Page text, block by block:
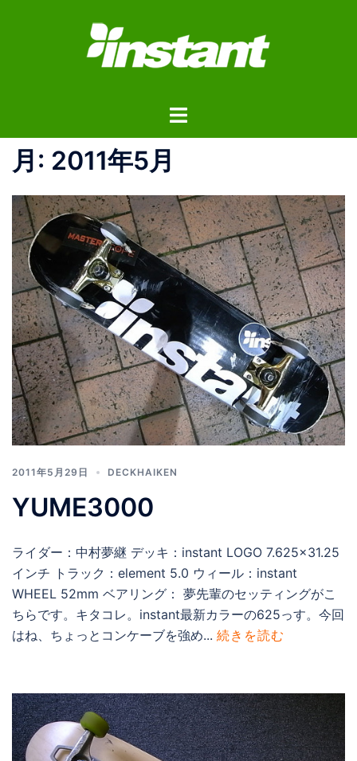
ス
ト
ル
メ
ニ
ュ
ー
月: 2011年5月
2011年5月29日 DECKHAIKEN
YUME3000
ライダー：中村夢継 デッキ：instant LOGO 7.625×31.25
インチ トラック：element 5.0 ウィール：instant
WHEEL 52mm ベアリング： 夢先輩のセッティングがこ
ちらです。キタコレ。instant最新カラーの625っす。今回
はね、ちょっとコンケーブを強め... 続きを読む